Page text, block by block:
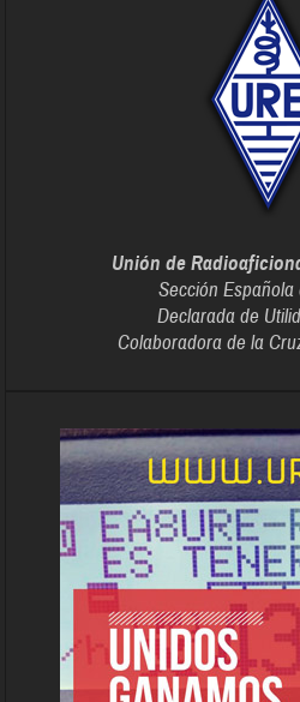
Unión de
Sección Española
Declarada de
Colaboradora de la